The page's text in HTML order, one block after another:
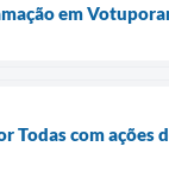
em
Todas com